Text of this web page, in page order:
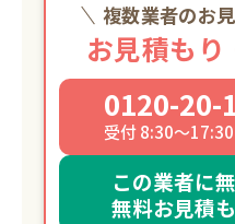
複数業者のお
お見積も
0120-20-
受付 8:30～17:30
この業者に
無料お見積